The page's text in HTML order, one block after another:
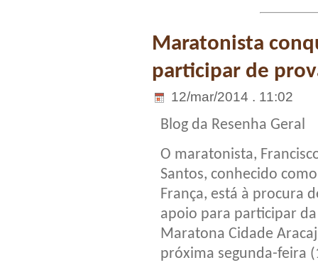
Maratonista
participar de
12/mar/2014 . 11:02
Blog da Resenha Geral
O maratonista,
Santos, conhecido
França, está à procura
apoio para participar da
Maratona Cidade
próxima segunda-feira